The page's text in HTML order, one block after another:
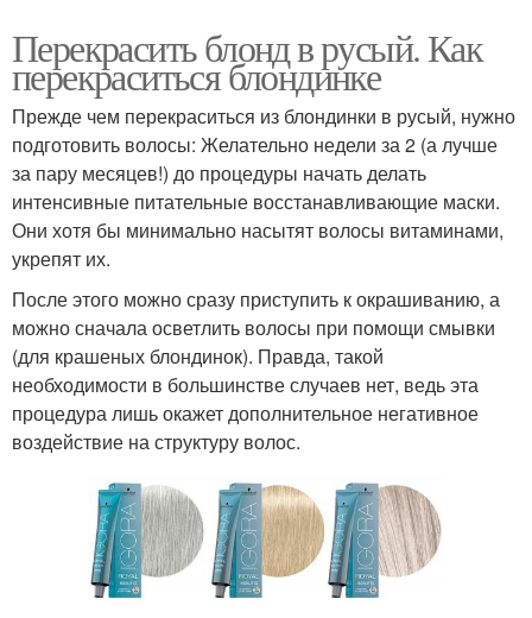
Перекрасить блонд в русый. Как
перекраситься блондинке
Прежде чем перекраситься из блондинки в русый, нужно
подготовить волосы: Желательно недели за 2 (а лучше
за пару месяцев!) до процедуры начать делать
интенсивные питательные восстанавливающие маски.
Они хотя бы минимально насытят волосы витаминами,
укрепят их.
После этого можно сразу приступить к окрашиванию, а
можно сначала осветлить волосы при помощи смывки
(для крашеных блондинок). Правда, такой
необходимости в большинстве случаев нет, ведь эта
процедура лишь окажет дополнительное негативное
воздействие на структуру волос.